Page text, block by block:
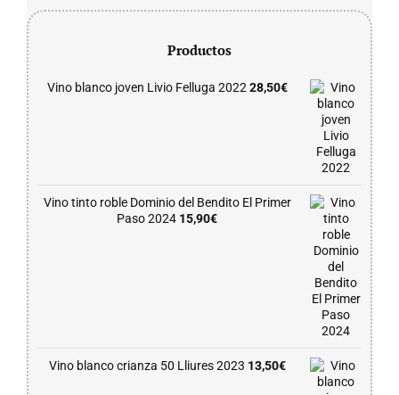
Productos
Vino blanco joven Livio Felluga 2022 28,50€
Vino tinto roble Dominio del Bendito El Primer
Paso 2024 15,90€
Vino blanco crianza 50 Lliures 2023 13,50€